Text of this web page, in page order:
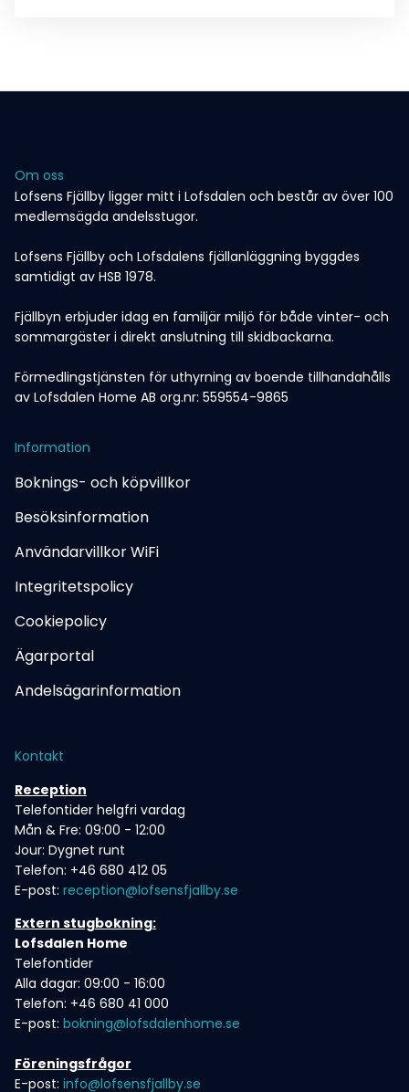
Om oss
Lofsens Fjällby ligger mitt i Lofsdalen och består av över 100
medlemsägda andelsstugor.
Lofsens Fjällby och Lofsdalens fjällanläggning byggdes
samtidigt av HSB 1978.
Fjällbyn erbjuder idag en familjär miljö för både vinter- och
sommargäster i direkt anslutning till skidbackarna.
Förmedlingstjänsten för uthyrning av boende tillhandahålls
av Lofsdalen Home AB org.nr: 559554-9865
Information
Boknings- och köpvillkor
Besöksinformation
Användarvillkor WiFi
Integritetspolicy
Cookiepolicy
Ägarportal
Andelsägarinformation
Kontakt
Reception
Telefontider helgfri vardag
Mån & Fre: 09:00 - 12:00
Jour: Dygnet runt
Telefon: +46 680 412 05
E-post: reception@lofsensfjallby.se
Extern stugbokning:
Lofsdalen Home
Telefontider
Alla dagar: 09:00 - 16:00
Telefon: +46 680 41 000
E-post: bokning@lofsdalenhome.se
Föreningsfrågor
E-post: info@lofsensfjallby.se